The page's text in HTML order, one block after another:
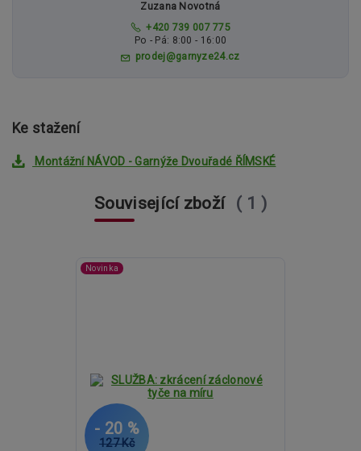
Zuzana Novotná
+420 739 007 775
Po - Pá: 8:00 - 16:00
prodej@garnyze24.cz
Ke stažení
Montážní NÁVOD - Garnýže Dvouřadé ŘÍMSKÉ
Související zboží 1
Novinka
127 Kč
- 20 %